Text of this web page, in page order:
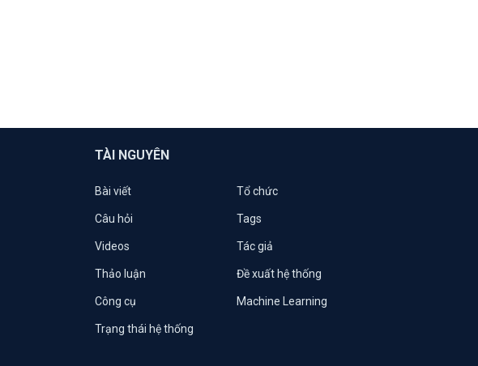
TÀI NGUYÊN
Bài viết Tổ chức
Câu hỏi Tags
Videos Tác giả
Thảo luận Đề xuất hệ thống
Công cụ Machine Learning
Trạng thái hệ thống